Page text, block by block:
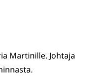
Martinille. Johtaja